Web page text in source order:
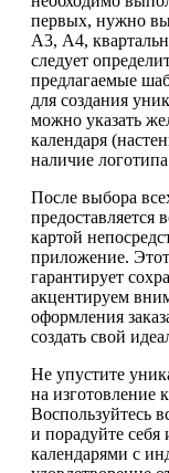
первых, нужно
А3, А4,
следует
предлагаемые
для создания
можно указать
календаря
наличие
После выбора
предоставляется
картой
приложение.
гарантирует
акцентируем
оформления
создать свой
Не упустите
на изготовление
Воспользуйтесь
и порадуйте
календарями с